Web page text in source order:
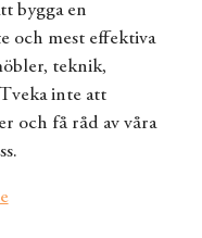
bygga en
och mest effektiva
teknik,
inte att
och få råd av våra